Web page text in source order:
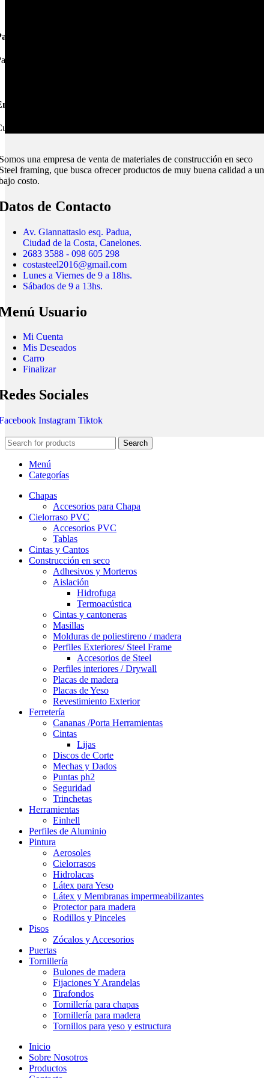
Seguros.
online en nuestra web.
Montevideo e Interior.
todo el país.
una empresa de venta de materiales de construcción en seco
framing, que busca ofrecer productos de muy buena calidad a un
costo.
de Contacto
Av. Giannattasio esq. Padua,
Ciudad de la Costa, Canelones.
2683 3588 - 098 605 298
costasteel2016@gmail.com
Lunes a Viernes de 9 a 18hs.
Sábados de 9 a 13hs.
Usuario
Mi Cuenta
Mis Deseados
Carro
Finalizar
Sociales
Instagram Tiktok
Search
Menú
Categorías
Chapas
Accesorios para Chapa
Cielorraso PVC
Accesorios PVC
Tablas
Cintas y Cantos
Construcción en seco
Adhesivos y Morteros
Aislación
Hidrofuga
Termoacústica
Cintas y cantoneras
Masillas
Molduras de poliestireno / madera
Perfiles Exteriores/ Steel Frame
Accesorios de Steel
Perfiles interiores / Drywall
Placas de madera
Placas de Yeso
Revestimiento Exterior
Ferretería
Cananas /Porta Herramientas
Cintas
Lijas
Discos de Corte
Mechas y Dados
Puntas ph2
Seguridad
Trinchetas
Herramientas
Einhell
Perfiles de Aluminio
Pintura
Aerosoles
Cielorrasos
Hidrolacas
Látex para Yeso
Látex y Membranas impermeabilizantes
Protector para madera
Rodillos y Pinceles
Pisos
Zócalos y Accesorios
Puertas
Tornillería
Bulones de madera
Fijaciones Y Arandelas
Tirafondos
Tornillería para chapas
Tornillería para madera
Tornillos para yeso y estructura
Inicio
Sobre Nosotros
Productos